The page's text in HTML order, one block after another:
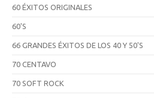
60 ÉXITOS ORIGINALES
60'S
66 GRANDES ÉXITOS DE LOS 40 Y 50'S
70 CENTAVO
70 SOFT ROCK